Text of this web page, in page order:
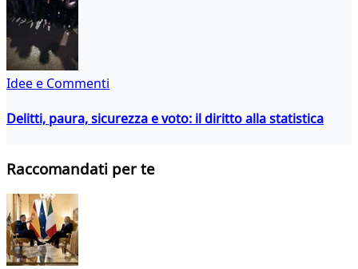
Idee e Commenti
Delitti, paura, sicurezza e voto: il diritto alla statistica
Raccomandati per te